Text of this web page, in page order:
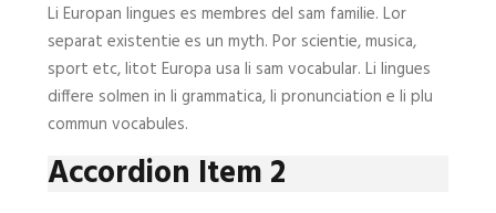
Li Europan lingues es membres del sam familie. Lor
separat existentie es un myth. Por scientie, musica,
sport etc, litot Europa usa li sam vocabular. Li lingues
differe solmen in li grammatica, li pronunciation e li plu
commun vocabules.
Accordion Item 2